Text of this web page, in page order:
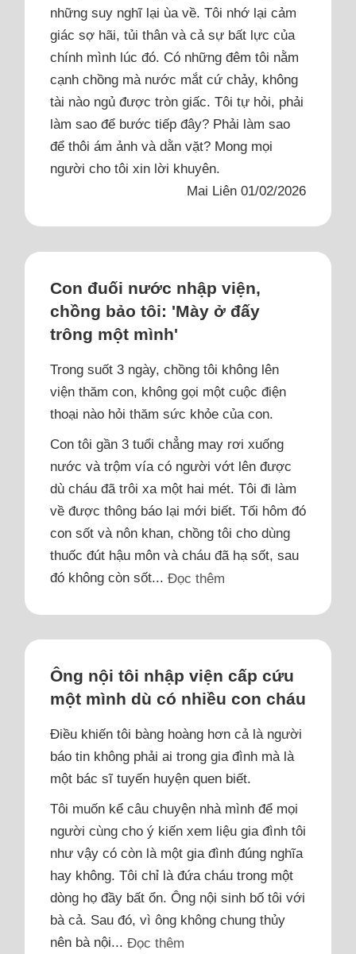
những suy nghĩ lại ùa về. Tôi nhớ lại cảm
giác sợ hãi, tủi thân và cả sự bất lực của
chính mình lúc đó. Có những đêm tôi nằm
cạnh chồng mà nước mắt cứ chảy, không
tài nào ngủ được tròn giấc. Tôi tự hỏi, phải
làm sao để bước tiếp đây? Phải làm sao
để thôi ám ảnh và dằn vặt? Mong mọi
người cho tôi xin lời khuyên.
Mai Liên 01/02/2026
Con đuối nước nhập viện,
chồng bảo tôi: 'Mày ở đấy
trông một mình'
Trong suốt 3 ngày, chồng tôi không lên
viện thăm con, không gọi một cuộc điện
thoại nào hỏi thăm sức khỏe của con.
Con tôi gần 3 tuổi chẳng may rơi xuống
nước và trộm vía có người vớt lên được
dù cháu đã trôi xa một hai mét. Tôi đi làm
về được thông báo lại mới biết. Tối hôm đó
con sốt và nôn khan, chồng tôi cho dùng
thuốc đút hậu môn và cháu đã hạ sốt, sau
đó không còn sốt... Đọc thêm
Ông nội tôi nhập viện cấp cứu
một mình dù có nhiều con cháu
Điều khiến tôi bàng hoàng hơn cả là người
báo tin không phải ai trong gia đình mà là
một bác sĩ tuyến huyện quen biết.
Tôi muốn kể câu chuyện nhà mình để mọi
người cùng cho ý kiến xem liệu gia đình tôi
như vậy có còn là một gia đình đúng nghĩa
hay không. Tôi chỉ là đứa cháu trong một
dòng họ đầy bất ổn. Ông nội sinh bố tôi với
bà cả. Sau đó, vì ông không chung thủy
nên bà nội... Đọc thêm